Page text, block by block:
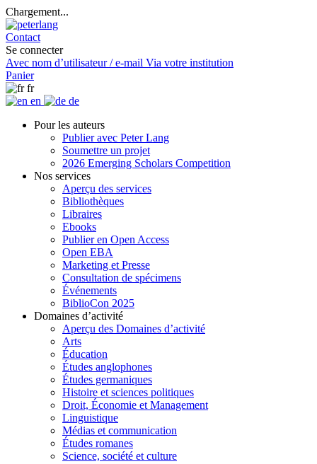
Chargement...
Contact
Se connecter
Avec nom d’utilisateur / e-mail Via votre institution
Panier
fr
en
de
Pour les auteurs
Publier avec Peter Lang
Soumettre un projet
2026 Emerging Scholars Competition
Nos services
Aperçu des services
Bibliothèques
Libraires
Ebooks
Publier en Open Access
Open EBA
Marketing et Presse
Consultation de spécimens
Événements
BiblioCon 2025
Domaines d’activité
Aperçu des Domaines d’activité
Arts
Éducation
Études anglophones
Études germaniques
Histoire et sciences politiques
Droit, Économie et Management
Linguistique
Médias et communication
Études romanes
Science, société et culture